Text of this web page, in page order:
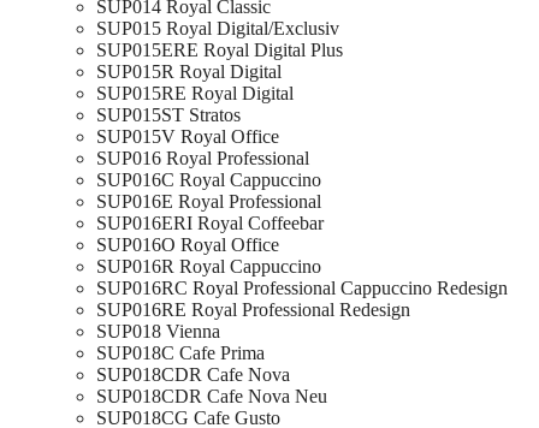
SUP014 Royal Classic
SUP015 Royal Digital/Exclusiv
SUP015ERE Royal Digital Plus
SUP015R Royal Digital
SUP015RE Royal Digital
SUP015ST Stratos
SUP015V Royal Office
SUP016 Royal Professional
SUP016C Royal Cappuccino
SUP016E Royal Professional
SUP016ERI Royal Coffeebar
SUP016O Royal Office
SUP016R Royal Cappuccino
SUP016RC Royal Professional Cappuccino Redesign
SUP016RE Royal Professional Redesign
SUP018 Vienna
SUP018C Cafe Prima
SUP018CDR Cafe Nova
SUP018CDR Cafe Nova Neu
SUP018CG Cafe Gusto